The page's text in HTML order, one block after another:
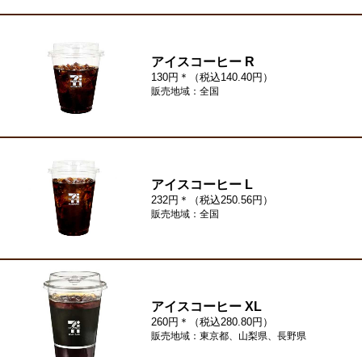
アイスコーヒー R
130円＊（税込140.40円）
販売地域：全国
アイスコーヒー L
232円＊（税込250.56円）
販売地域：全国
アイスコーヒー XL
260円＊（税込280.80円）
販売地域：東京都、山梨県、長野県